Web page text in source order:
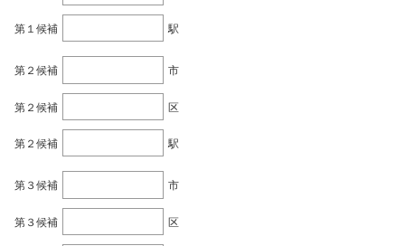
第１候補 駅
第２候補 市
第２候補 区
第２候補 駅
第３候補 市
第３候補 区